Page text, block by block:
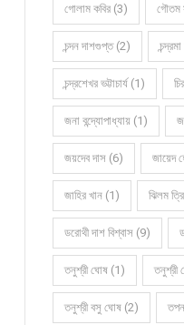
গোলাম কবির (3) গৌতম
চন্দন দাশগুপ্ত (2)
চন্দ্রশেখর ভট্টাচার্য (1)
জনা বন্দ্যোপাধ্যায় (1)
জয়দেব দাস (6) জায়েদ
জাহির খান (1) ঝিলম
ডরোথী দাশ বিশ্বাস (9)
তনুশ্রী ঘোষ (1) তনুশ্রী
তনুশ্রী বসু ঘোষ (2)